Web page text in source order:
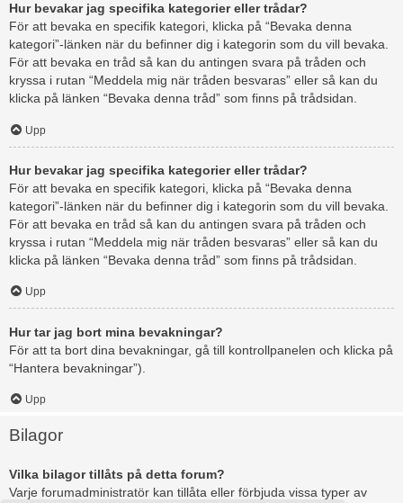
Hur bevakar jag specifika kategorier eller trådar?
För att bevaka en specifik kategori, klicka på “Bevaka denna
kategori”-länken när du befinner dig i kategorin som du vill bevaka.
För att bevaka en tråd så kan du antingen svara på tråden och
kryssa i rutan “Meddela mig när tråden besvaras” eller så kan du
klicka på länken “Bevaka denna tråd” som finns på trådsidan.
Upp
Hur bevakar jag specifika kategorier eller trådar?
För att bevaka en specifik kategori, klicka på “Bevaka denna
kategori”-länken när du befinner dig i kategorin som du vill bevaka.
För att bevaka en tråd så kan du antingen svara på tråden och
kryssa i rutan “Meddela mig när tråden besvaras” eller så kan du
klicka på länken “Bevaka denna tråd” som finns på trådsidan.
Upp
Hur tar jag bort mina bevakningar?
För att ta bort dina bevakningar, gå till kontrollpanelen och klicka på
“Hantera bevakningar”).
Upp
Bilagor
Vilka bilagor tillåts på detta forum?
Varje forumadministratör kan tillåta eller förbjuda vissa typer av